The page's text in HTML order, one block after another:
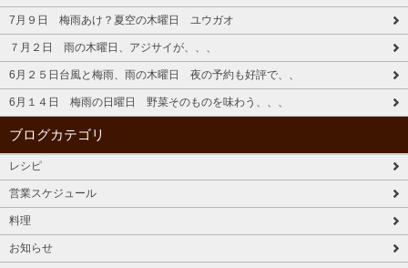
7月９日 梅雨あけ？夏空の木曜日 ユウガオ
７月２日 雨の木曜日、アジサイが、、、
6月２５日台風と梅雨、雨の木曜日 夜の予約も好評で、、
6月１４日 梅雨の日曜日 野菜そのものを味わう、、、
ブログカテゴリ
レシピ
営業スケジュール
料理
お知らせ